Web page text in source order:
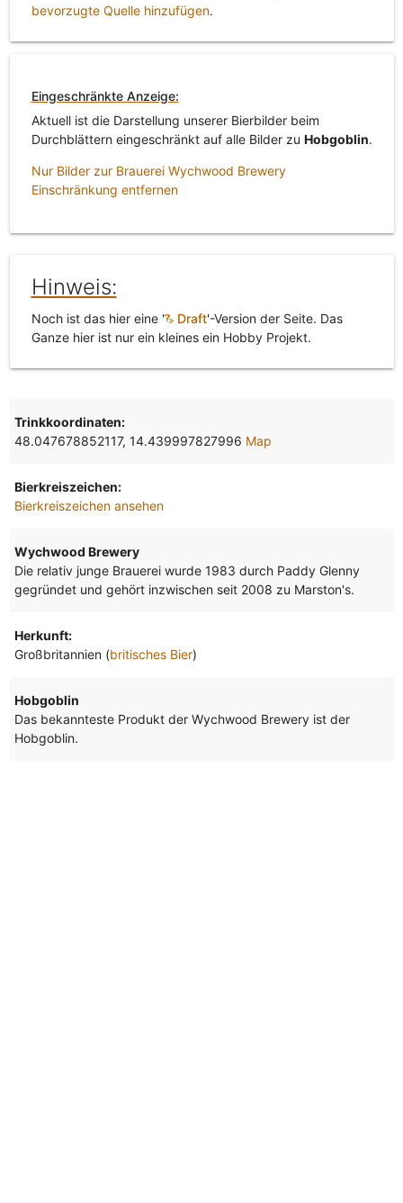
bevorzugte Quelle hinzufügen.
Eingeschränkte Anzeige:
Aktuell ist die Darstellung unserer Bierbilder beim
Durchblättern eingeschränkt auf alle Bilder zu Hobgoblin.
Nur Bilder zur Brauerei Wychwood Brewery
Einschränkung entfernen
Hinweis:
Noch ist das hier eine ' Draft'-Version der Seite. Das
Ganze hier ist nur ein kleines ein Hobby Projekt.
Trinkkoordinaten:
48.047678852117, 14.439997827996 Map
Bierkreiszeichen:
Bierkreiszeichen ansehen
Wychwood Brewery
Die relativ junge Brauerei wurde 1983 durch Paddy Glenny
gegründet und gehört inzwischen seit 2008 zu Marston's.
Herkunft:
Großbritannien (britisches Bier)
Hobgoblin
Das bekannteste Produkt der Wychwood Brewery ist der
Hobgoblin.